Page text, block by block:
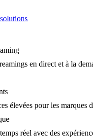
en direct et à la
élevées pour les marques
réel avec des